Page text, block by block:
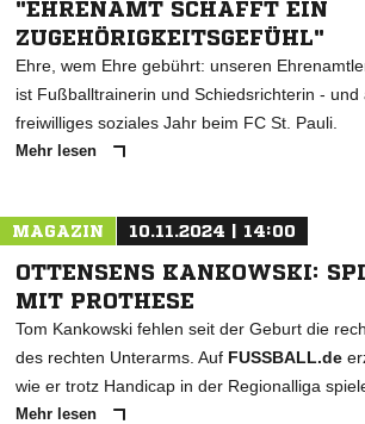
"EHRENAMT SCHAFFT EIN
ZUGEHÖRIGKEITSGEFÜHL"
Ehre, wem Ehre gebührt: unseren
ist Fußballtrainerin und Schiedsrichterin - und
freiwilliges soziales Jahr beim FC St. Pauli.
Mehr lesen
MAGAZIN 10.11.2024 | 14:00
OTTENSENS KANKOWSKI:
MIT PROTHESE
Tom Kankowski fehlen seit der Geburt die
des rechten Unterarms. Auf FUSSBALL.de
wie er trotz Handicap in der Regionalliga
Mehr lesen